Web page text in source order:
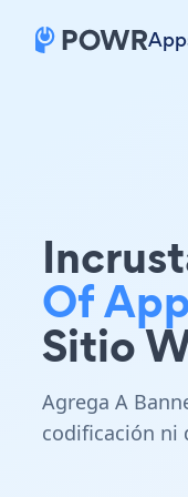
Of
Sitio
Agrega A
codificación ni